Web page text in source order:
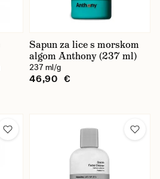
Sapun za lice s morskom
algom Anthony (237 ml)
237 ml/g
46,90 €